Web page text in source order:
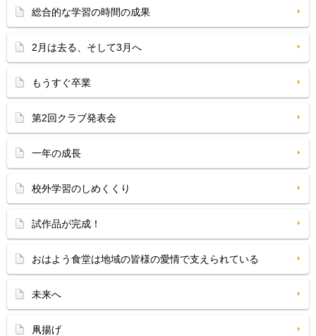
総合的な学習の時間の成果
2月は去る、そして3月へ
もうすぐ卒業
第2回クラブ発表会
一年の成長
校外学習のしめくくり
試作品が完成！
おはよう食堂は地域の皆様の愛情で支えられている
未来へ
凧揚げ